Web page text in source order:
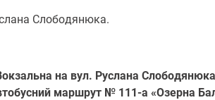
Слoбoдянюка.
на вул. Руслана
маршрут № 111-а «Озерна